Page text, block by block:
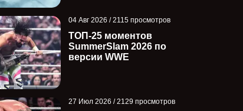
04 Авг 2026 / 2115 просмотров
ТОП-25 моментов
SummerSlam 2026 по
версии WWE
27 Июл 2026 / 2129 просмотров